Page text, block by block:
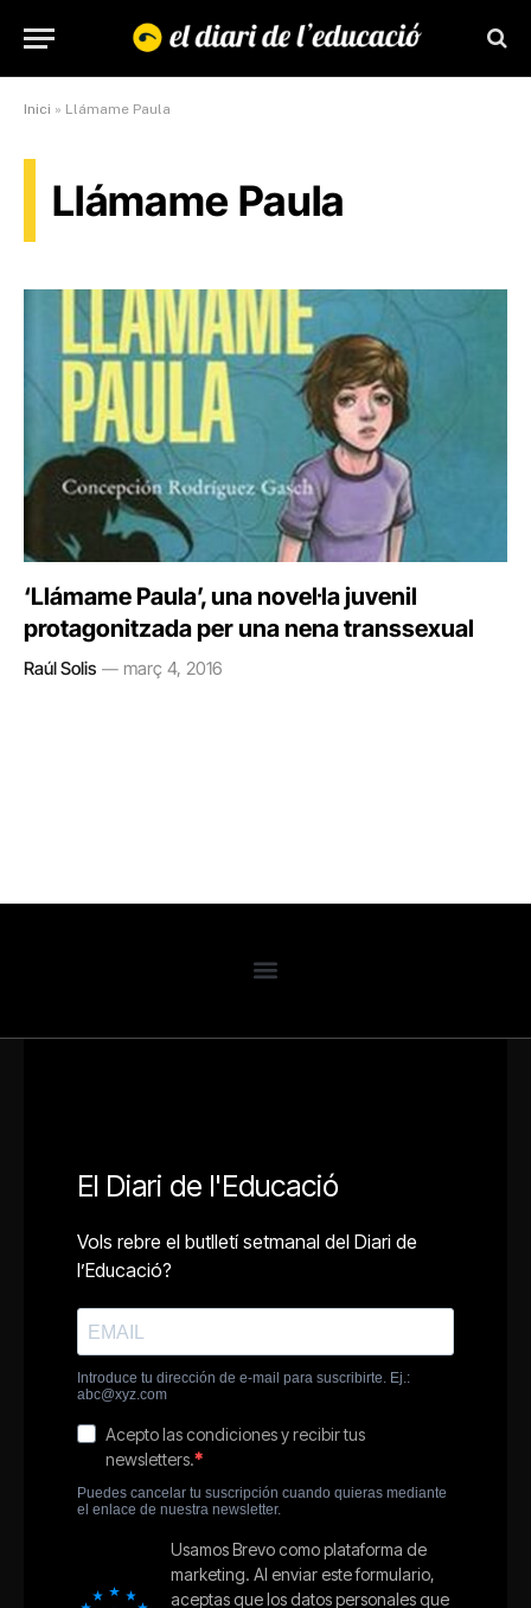
Inici » Llámame Paula
Llámame Paula
‘Llámame Paula’, una novel·la juvenil
protagonitzada per una nena transsexual
Raúl Solis març 4, 2016